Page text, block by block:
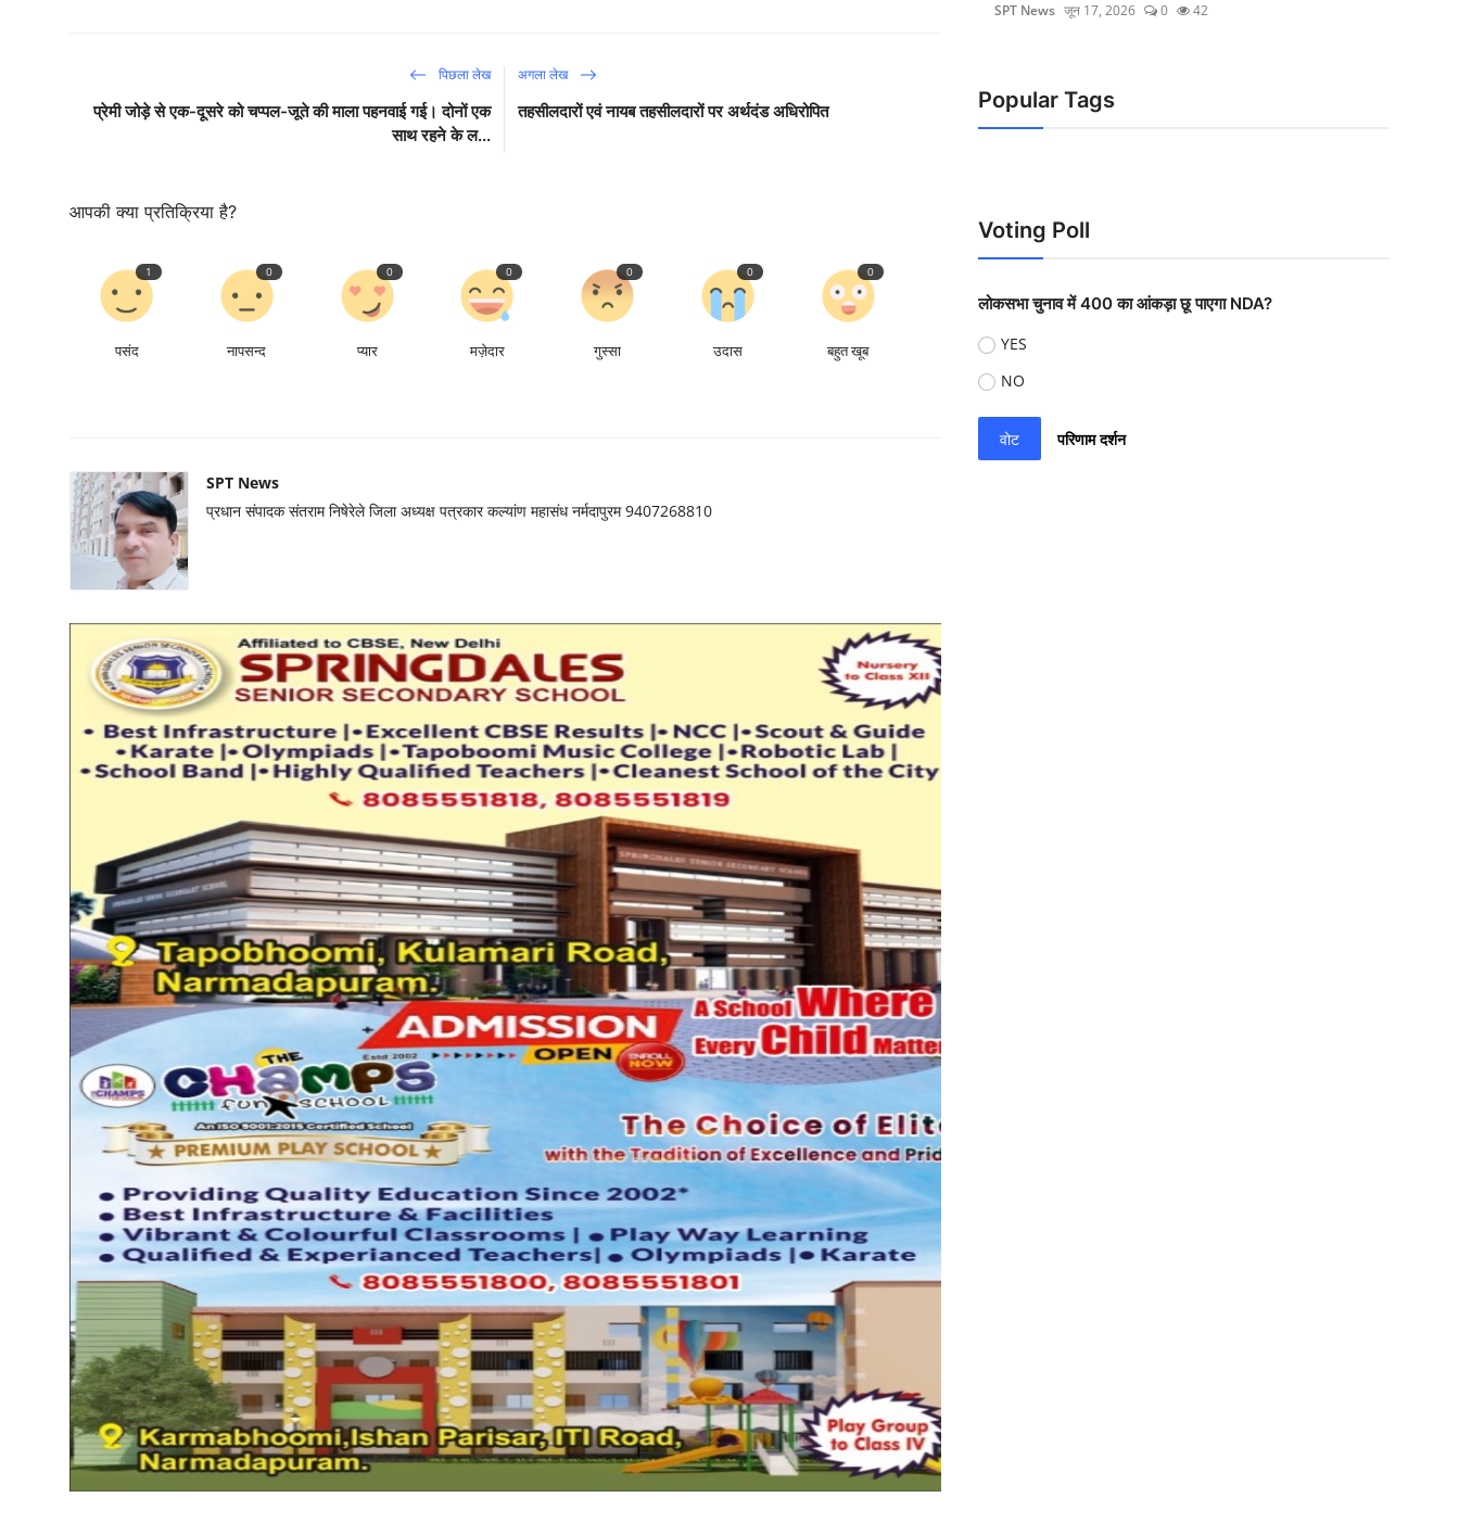
पिछला लेख
प्रेमी जोड़े से एक-दूसरे को चप्पल-जूते की माला पहनवाई गई। दोनों एक
साथ रहने के ल...
अगला लेख
तहसीलदारों एवं नायब तहसीलदारों पर अर्थदंड अधिरोपित
आपकी क्या प्रतिक्रिया है?
1
पसंद
0
नापसन्द
0
प्यार
0
मज़ेदार
0
गुस्सा
0
उदास
0
बहुत खूब
SPT News
प्रधान संपादक संतराम निषेरेले जिला अध्यक्ष पत्रकार कल्यांण महासंध नर्मदापुरम 9407268810
SPT News जून 17, 2026 0 42
Popular Tags
Voting Poll
लोकसभा चुनाव में 400 का आंकड़ा छू पाएगा NDA?
YES
NO
वोट परिणाम दर्शन